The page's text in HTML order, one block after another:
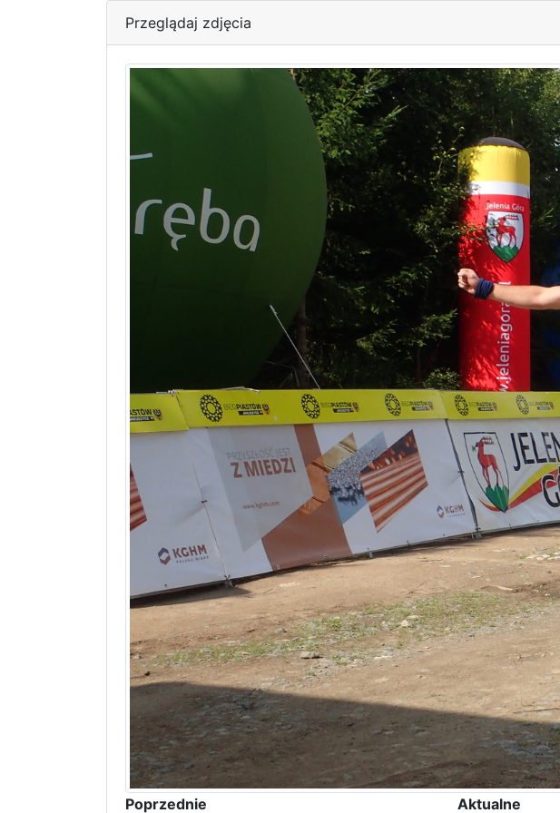
Przeglądaj zdjęcia
Poprzednie Aktualne